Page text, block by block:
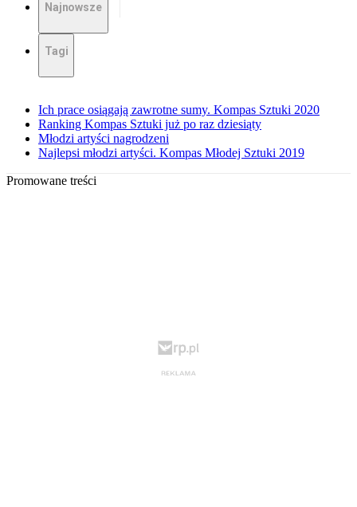
Najnowsze
Tagi
Ich prace osiągają zawrotne sumy. Kompas Sztuki 2020
Ranking Kompas Sztuki już po raz dziesiąty
Młodzi artyści nagrodzeni
Najlepsi młodzi artyści. Kompas Młodej Sztuki 2019
Promowane treści